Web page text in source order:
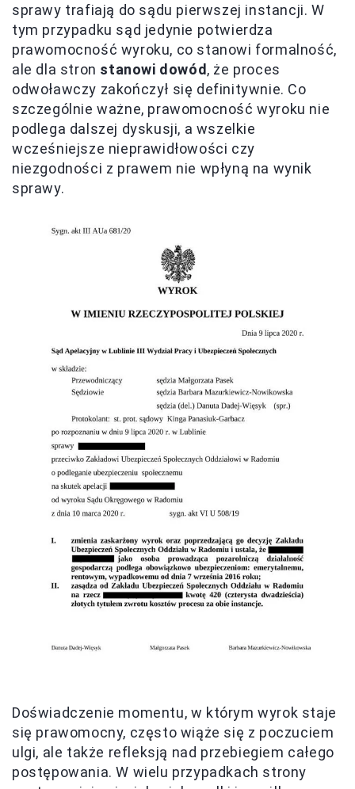
sprawy trafiają do sądu pierwszej instancji. W
tym przypadku sąd jedynie potwierdza
prawomocność wyroku, co stanowi formalność,
ale dla stron stanowi dowód, że proces
odwoławczy zakończył się definitywnie. Co
szczególnie ważne, prawomocność wyroku nie
podlega dalszej dyskusji, a wszelkie
wcześniejsze nieprawidłowości czy
niezgodności z prawem nie wpłyną na wynik
sprawy.
Doświadczenie momentu, w którym wyrok staje
się prawomocny, często wiąże się z poczuciem
ulgi, ale także refleksją nad przebiegiem całego
postępowania. W wielu przypadkach strony